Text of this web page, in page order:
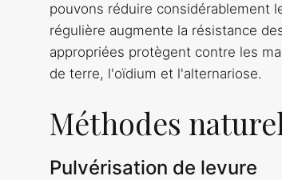
pouvons réduire considérablement
régulière augmente la résistance
appropriées protègent contre les
de terre, l'oïdium et l'alternariose.
Méthodes
Pulvérisation de levure